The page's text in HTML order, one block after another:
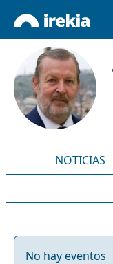
NOTICIAS
No hay eventos